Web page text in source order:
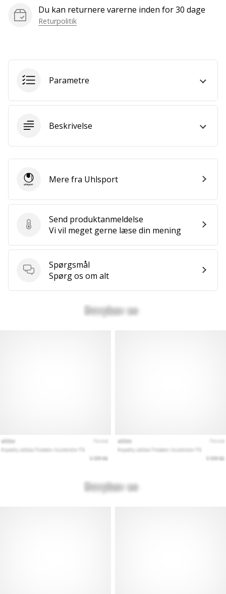
diskussionsforum?
Lad
en
del…
artikler
Du kan returnere varerne inden for 30 dage
Returpolitik
Parametre
Beskrivelse
Send produktanmeldelse
Send produktanmeldelse
Vi vil meget gerne læse din mening
Spørgsmål
Spørgsmål
Spørg os om alt
UhlsportMere fra Uhlsport